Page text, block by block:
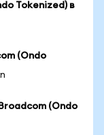
Tokenized) в
(Ondo
(Ondo